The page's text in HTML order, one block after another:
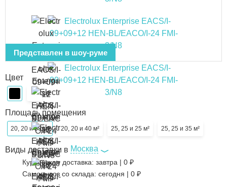
Представлен в шоу-руме
Цвет
Площадь помещения
20, 20 и 30 м² 20, 20 и 40 м² 25, 25 и 25 м² 25, 25 и 35 м²
Виды доставки в Москва
Курьерская доставка: завтра | 0 ₽
Самовывоз со склада: сегодня | 0 ₽